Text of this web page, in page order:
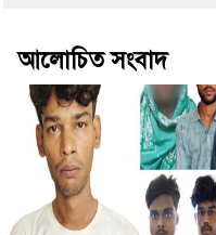
আলোচিত সংবাদ